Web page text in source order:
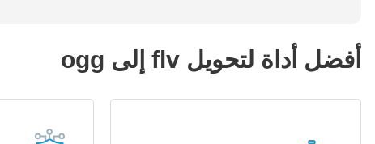
أفضل أداة لتحويل flv إلى ogg